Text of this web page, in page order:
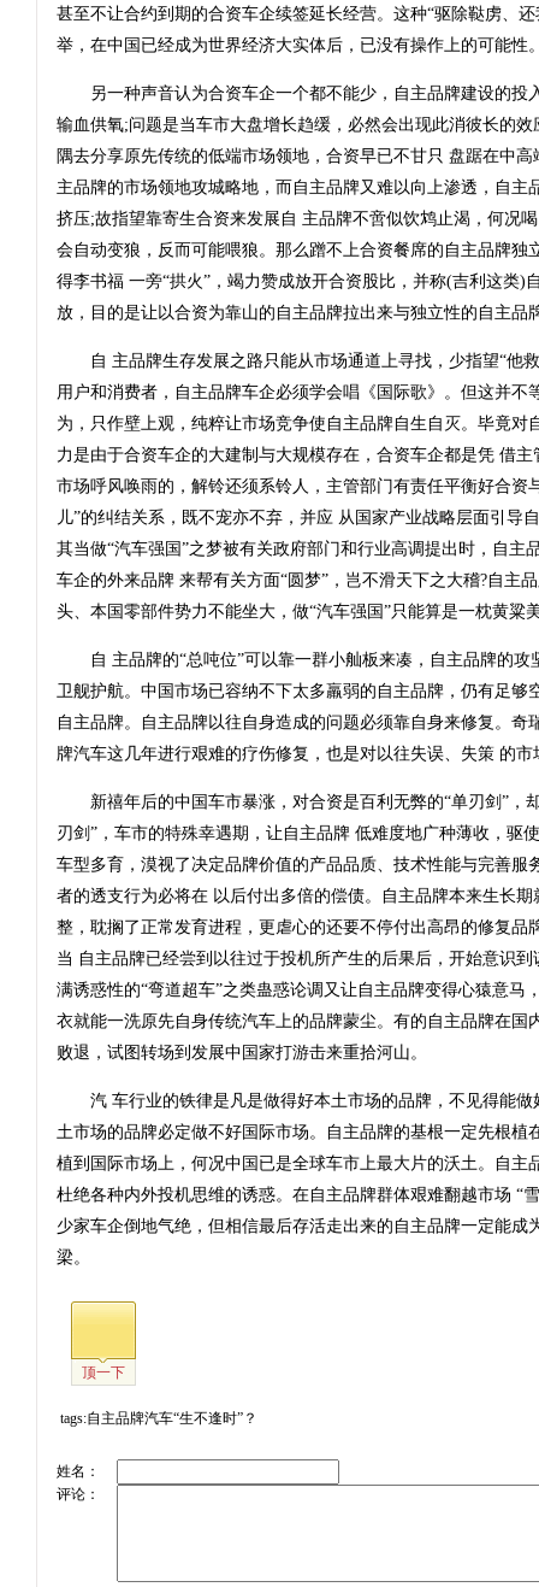
甚至不让合约到期的合资车企续签延长经营。这种“驱除鞑虏、
举，在中国已经成为世界经济大实体后，已没有操作上的可能性
另一种声音认为合资车企一个都不能少，自主品牌建设的投
输血供氧;问题是当车市大盘增长趋缓，必然会出现此消彼长的
隅去分享原先传统的低端市场领地，合资早已不甘只 盘踞在中
主品牌的市场领地攻城略地，而自主品牌又难以向上渗透，自主
挤压;故指望靠寄生合资来发展自 主品牌不啻似饮鸩止渴，何况
会自动变狼，反而可能喂狼。那么蹭不上合资餐席的自主品牌独
得李书福 一旁“拱火”，竭力赞成放开合资股比，并称(吉利这类)
放，目的是让以合资为靠山的自主品牌拉出来与独立性的自主品
自 主品牌生存发展之路只能从市场通道上寻找，少指望“他救
用户和消费者，自主品牌车企必须学会唱《国际歌》。但这并不
为，只作壁上观，纯粹让市场竞争使自主品牌自生自灭。毕竟对
力是由于合资车企的大建制与大规模存在，合资车企都是凭 借
市场呼风唤雨的，解铃还须系铃人，主管部门有责任平衡好合资
儿”的纠结关系，既不宠亦不弃，并应 从国家产业战略层面引导
其当做“汽车强国”之梦被有关政府部门和行业高调提出时，自主
车企的外来品牌 来帮有关方面“圆梦”，岂不滑天下之大稽?自主
头、本国零部件势力不能坐大，做“汽车强国”只能算是一枕黄粱
自 主品牌的“总吨位”可以靠一群小舢板来凑，自主品牌的攻
卫舰护航。中国市场已容纳不下太多羸弱的自主品牌，仍有足够
自主品牌。自主品牌以往自身造成的问题必须靠自身来修复。奇
牌汽车这几年进行艰难的疗伤修复，也是对以往失误、失策 的市
新禧年后的中国车市暴涨，对合资是百利无弊的“单刃剑”，
刃剑”，车市的特殊幸遇期，让自主品牌 低难度地广种薄收，驱
车型多育，漠视了决定品牌价值的产品品质、技术性能与完善服
者的透支行为必将在 以后付出多倍的偿债。自主品牌本来生长
整，耽搁了正常发育进程，更虐心的还要不停付出高昂的修复品
当 自主品牌已经尝到以往过于投机所产生的后果后，开始意识到
满诱惑性的“弯道超车”之类蛊惑论调又让自主品牌变得心猿意马
衣就能一洗原先自身传统汽车上的品牌蒙尘。有的自主品牌在国
败退，试图转场到发展中国家打游击来重拾河山。
汽 车行业的铁律是凡是做得好本土市场的品牌，不见得能做
土市场的品牌必定做不好国际市场。自主品牌的基根一定先根植
植到国际市场上，何况中国已是全球车市上最大片的沃土。自主
杜绝各种内外投机思维的诱惑。在自主品牌群体艰难翻越市场 “
少家车企倒地气绝，但相信最后存活走出来的自主品牌一定能成
梁。
顶一下
tags:自主品牌汽车“生不逢时”？
姓名：
评论：